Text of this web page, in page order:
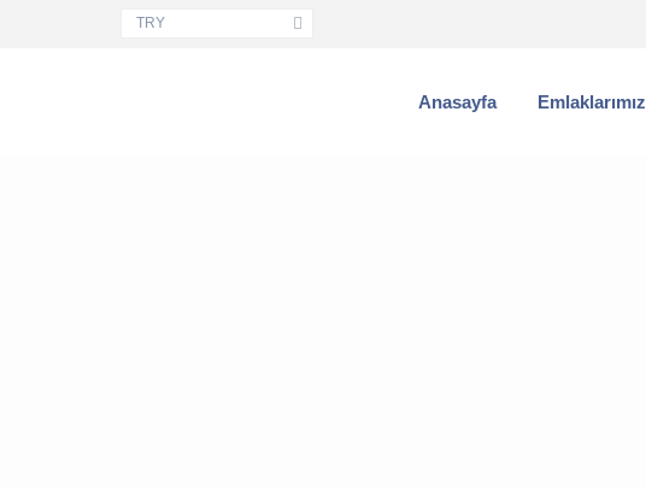
TRY
Anasayfa Emlaklarımız